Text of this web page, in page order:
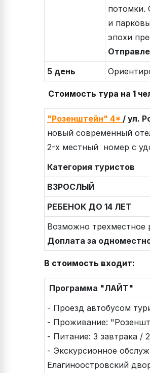
потомки.
и
эпохи
5 день
Стоимость тура на 1
"Розенштейн" 4* / ул.
новый современный
2-х местный номер с
Категория туристов
ВЗРОСЛЫЙ
РЕБЕНОК ДО 14 ЛЕТ
Возможно трехместное
Доплата за
В стоимость входит:
Программа "ЛАЙТ"
- Проезд автобусом
- Проживание:
- Питание: 3 завтрака /
- Экскурсионное
Елагиноостровский